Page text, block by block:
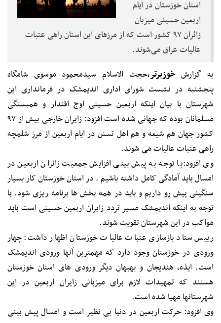
استان خوزستان در ایام
اربعین حسینی میزبان
زائران ۹۷ کشور است که از مرزهای این استان راهی عتبات
عالیات عراق می‌شوند.
به گزارشخوزبرتر،حجت الاسلام سیدمحمود موسوی شامگاه
پنجشنبه در نشست شورای اداری اندیمشک در فرمانداری این
شهرستان با بیان اینکه اربعین حسینی اوج اقتدار و همبستگی
مسلمانان بوده که جهانی شده است افزود: زایران خارجی بیش از ۹۷
کشور جهان هم شیعه و هم اهل تسنن در ایام اربعین از مرز شلمچه
راهی عتبات عالیات می شوند.
وی افزود:با توجه به پیش بینی افزایش جمعیت زائران اربعین در
امسال باید آمادگی کامل داشته باشیم . در استان خوزستان کار بسیار
سنگینی پیش رو داریم و باید در همه بخش ها برنامه ریزی شود. با
توجه به اینکه اندیمشک مسیر تردد زایران اربعین حسینی است باید
مواکب در این شهرستان تقویت شوند.
رییس ستاد بازسازی عتبات عالیات خوزستان اظهار داشت: چهار
ورودی در خوزستان وجود دارد که مهمترین آنها ورودی اندیمشک
است. ایذه، هندیجان و بهبهان دیگر ورودی های استان خوزستان
هستند که تمهیدات لازم برای میزبانی زایران اربعین در این
شهرستانها مهیا شده است.
وی افزود: حرکت اربعین در دنیا بی نظیر است و امسال پیش بینی